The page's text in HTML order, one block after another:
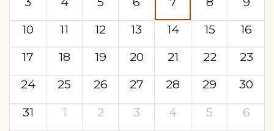
10
11 12 13 14 15
16
17
18 19 20 21 22
23
24
25 26 27 28 29
30
31
1 2 3 4 5 6